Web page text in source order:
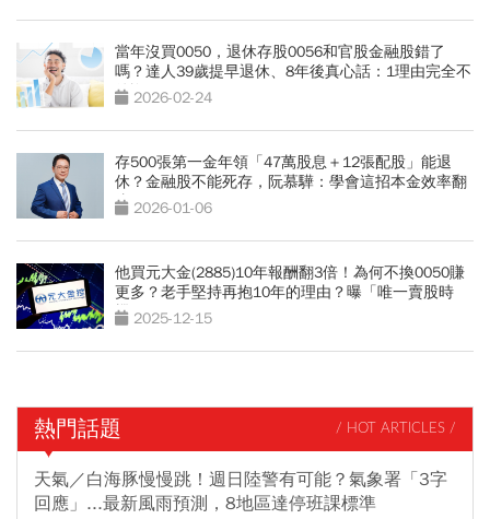
當年沒買0050，退休存股0056和官股金融股錯了
嗎？達人39歲提早退休、8年後真心話：1理由完全不
後悔2026-02-24
存500張第一金年領「47萬股息＋12張配股」能退
休？金融股不能死存，阮慕驊：學會這招本金效率翻
倍 2026-01-06
他買元大金(2885)10年報酬翻3倍！為何不換0050賺
更多？老手堅持再抱10年的理由？曝「唯一賣股時
機」2025-12-15
熱門話題 / HOT ARTICLES /
天氣／白海豚慢慢跳！週日陸警有可能？氣象署「3字
回應」...最新風雨預測，8地區達停班課標準